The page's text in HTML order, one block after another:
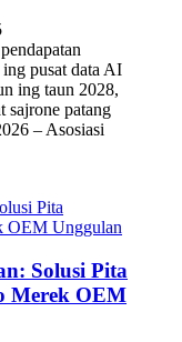
pusat data AI
ing taun 2028,
sajrone patang
– Asosiasi
Solusi Pita
Merek OEM